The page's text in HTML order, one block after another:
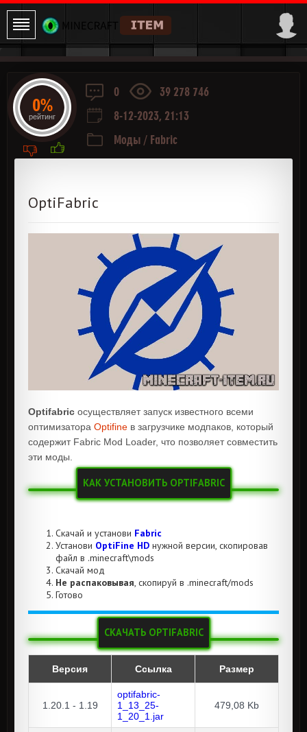
0
39 278 746
8-12-2023, 21:13
Моды / Fabric
OptiFabric
Optifabric осуществляет запуск известного всеми
оптимизатора Optifine в загрузчике модпаков, который
содержит Fabric Mod Loader, что позволяет совместить
эти моды.
КАК УСТАНОВИТЬ OPTIFABRIC
Скачай и установи Fabric
Установи OptiFine HD нужной версии, скопировав
файл в .minecraft\mods
Скачай мод
Не распаковывая, скопируй в .minecraft/mods
Готово
СКАЧАТЬ OPTIFABRIC
Версия Ссылка Размер
1.20.1 - 1.19
optifabric-
1_13_25-
1_20_1.jar
479,08 Kb
0%
рейтинг